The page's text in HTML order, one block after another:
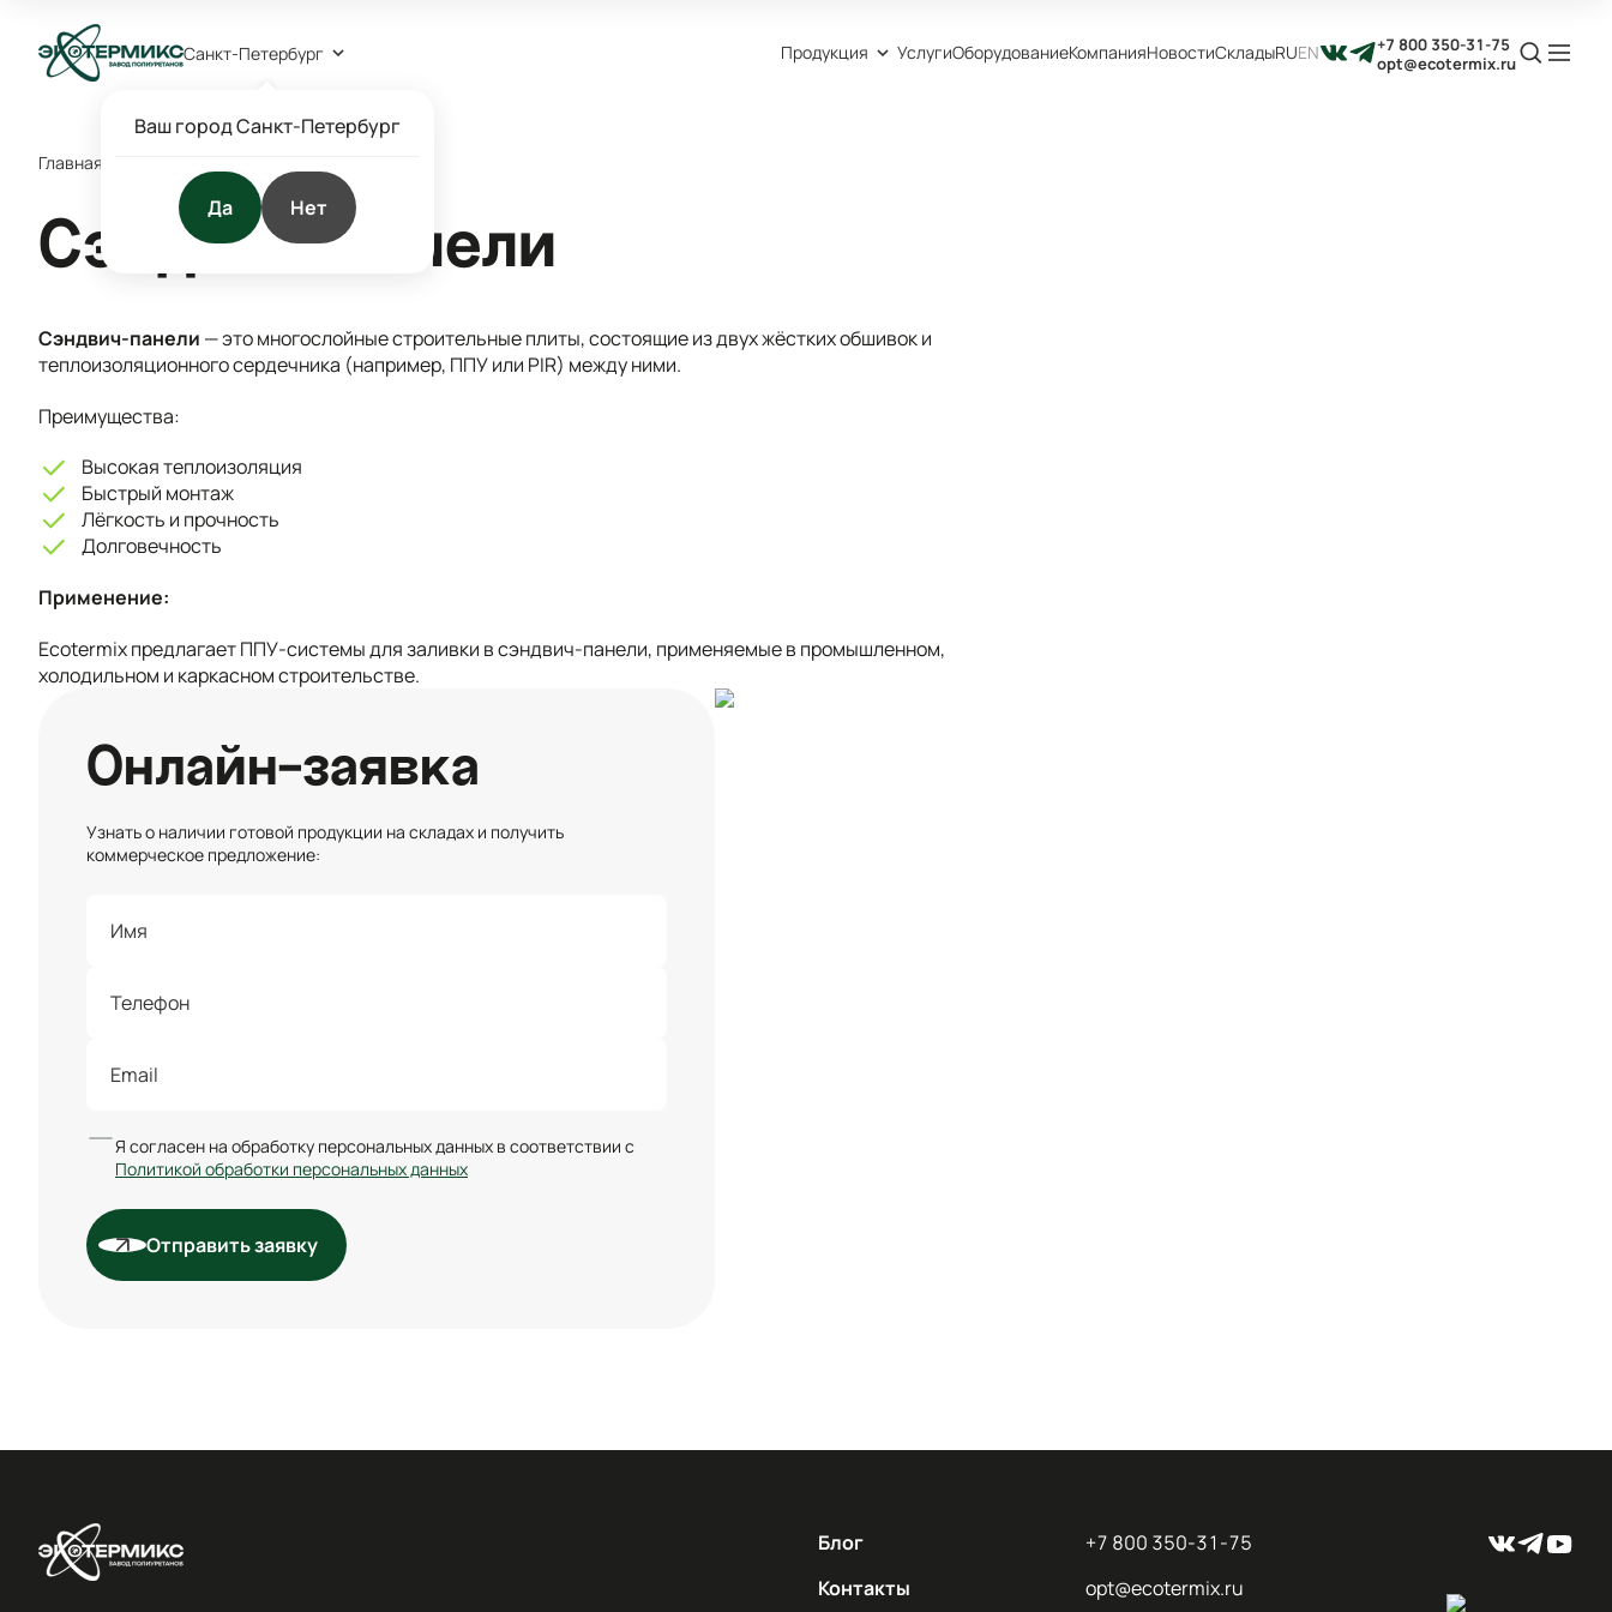
Санкт-Петербург Продукция УслугиОборудованиеКомпанияНовостиСкладыRUEN
+7 800 350-31-75
opt@ecotermix.ru
Главная
Сэндвич-панели
Сэндвич-панели — это многослойные строительные плиты, состоящие из двух жёстких обшивок и
теплоизоляционного сердечника (например, ППУ или PIR) между ними.
Преимущества:
Высокая теплоизоляция
Быстрый монтаж
Лёгкость и прочность
Долговечность
Применение:
Ecotermix предлагает ППУ-системы для заливки в сэндвич-панели, применяемые в промышленном,
холодильном и каркасном строительстве.
Онлайн-заявка
Узнать о наличии готовой продукции на складах и получить
коммерческое предложение:
Я согласен на обработку персональных данных в соответствии с
Политикой обработки персональных данных
Отправить заявку
Блог
Контакты
+7 800 350-31-75
opt@ecotermix.ru
Ваш город Санкт-Петербург
Да Нет